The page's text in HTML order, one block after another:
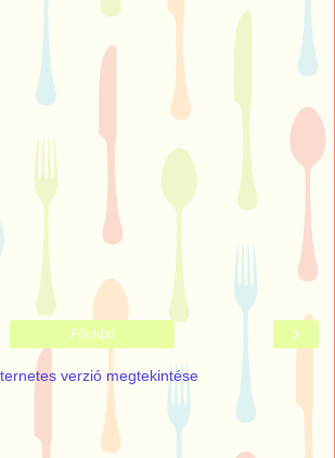
›
Főoldal
verzió megtekintése